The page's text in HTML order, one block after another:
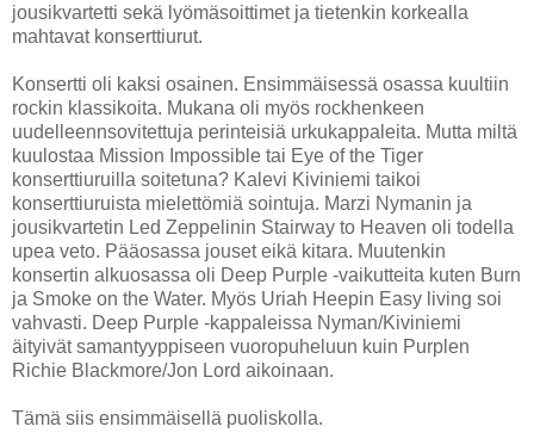
jousikvartetti sekä lyömäsoittimet ja tietenkin korkealla
mahtavat konserttiurut.
Konsertti oli kaksi osainen. Ensimmäisessä osassa kuultiin
rockin klassikoita. Mukana oli myös rockhenkeen
uudelleennsovitettuja perinteisiä urkukappaleita. Mutta miltä
kuulostaa Mission Impossible tai Eye of the Tiger
konserttiuruilla soitetuna? Kalevi Kiviniemi taikoi
konserttiuruista mielettömiä sointuja. Marzi Nymanin ja
jousikvartetin Led Zeppelinin Stairway to Heaven oli todella
upea veto. Pääosassa jouset eikä kitara. Muutenkin
konsertin alkuosassa oli Deep Purple -vaikutteita kuten Burn
ja Smoke on the Water. Myös Uriah Heepin Easy living soi
vahvasti. Deep Purple -kappaleissa Nyman/Kiviniemi
äityivät samantyyppiseen vuoropuheluun kuin Purplen
Richie Blackmore/Jon Lord aikoinaan.
Tämä siis ensimmäisellä puoliskolla.